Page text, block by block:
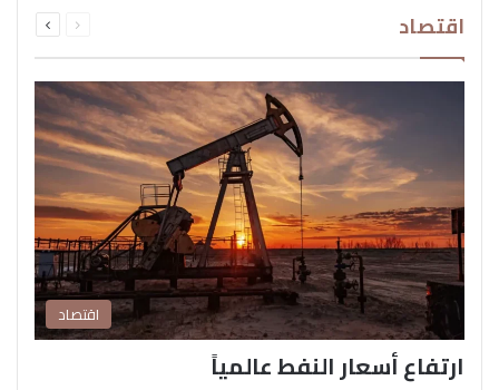
اقتصاد الصفحةالصفحة
اقتصاد
ارتفاع أسعار النفط عالمياً